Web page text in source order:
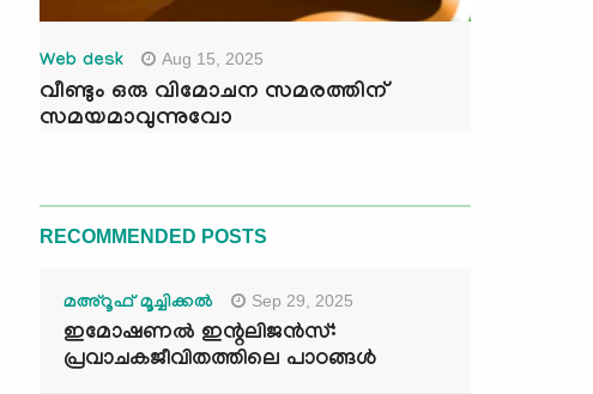
Web desk Aug 15, 2025
വീണ്ടും ഒരു വിമോചന സമരത്തിന്
സമയമാവുന്നുവോ
RECOMMENDED POSTS
മഅ്റൂഫ് മൂച്ചിക്കല്‍ Sep 29, 2025
ഇമോഷണൽ ഇന്റലിജൻസ്:
പ്രവാചകജീവിതത്തിലെ പാഠങ്ങൾ